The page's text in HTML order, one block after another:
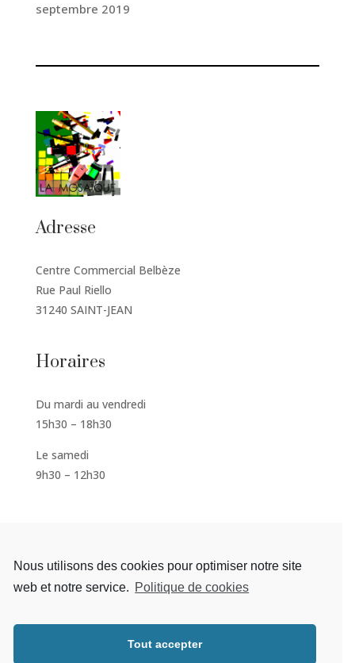
septembre 2019
Adresse
Centre Commercial Belbèze
Rue Paul Riello
31240 SAINT-JEAN
Horaires
Du mardi au vendredi
15h30 – 18h30
Le samedi
9h30 – 12h30
Nous utilisons des cookies pour optimiser notre site
web et notre service. Politique de cookies
Tout accepter